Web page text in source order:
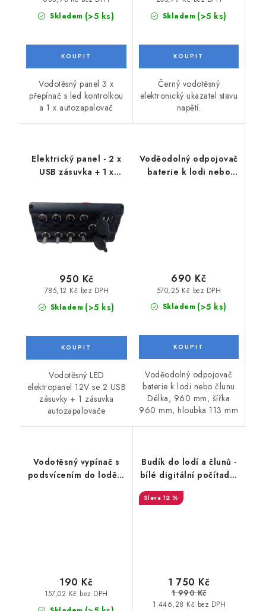
Skladem (>5 ks)
Vodotěsný panel 3 x
přepínač s led kontrolkou
a 1 x autozapalovač
Skladem (>5 ks)
Černý vodotěsný
elektronický ukazatel stavu
napětí.
Elektrický panel - 2 x
USB zásuvka + 1 x
Skladem (>5 ks)
785,12 Kč bez DPH
950 Kč
Vodotěsný LED
elektropanel 12V se 2 USB
zásuvky + 1 zásuvka
autozapalovače
Voděodolný odpojovač
baterie k lodi nebo
Skladem (>5 ks)
570,25 Kč bez DPH
690 Kč
Voděodolný odpojovač
baterie k lodi nebo člunu
Délka, 960 mm, šířka
960 mm, hloubka 113 mm
Vodotěsný vypínač s
podsvícením do lodě a
157,02 Kč bez DPH
190 Kč
Budík do lodí a člunů -
bílé digitální počítadlo
motohodin s
chromovým rámečkem
12 %
1 446,28 Kč bez DPH
1 750 Kč
1 990 Kč